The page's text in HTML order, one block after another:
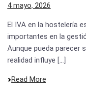
4 mayo, 2026
El IVA en la hostelería
importantes en la
Aunque pueda parecer
realidad influye [...]
Read More